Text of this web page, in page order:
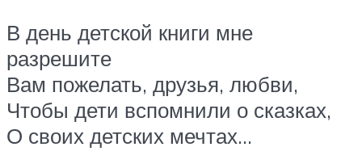
В день детской книги мне
разрешите
Вам пожелать, друзья, любви,
Чтобы дети вспомнили о сказках,
О своих детских мечтах…